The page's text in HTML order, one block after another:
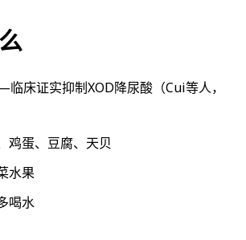
床证实抑制XOD降尿酸（Cui等人，
鸡蛋、豆腐、天贝
水果
喝水